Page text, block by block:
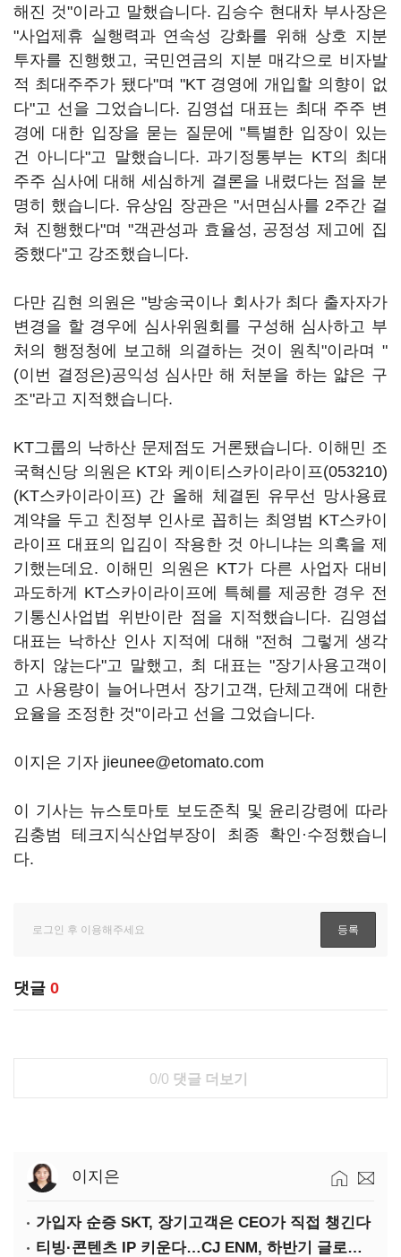
해진 것"이라고 말했습니다. 김승수 현대차 부사장은
"사업제휴 실행력과 연속성 강화를 위해 상호 지분
투자를 진행했고, 국민연금의 지분 매각으로 비자발
적 최대주주가 됐다"며 "KT 경영에 개입할 의향이 없
다"고 선을 그었습니다. 김영섭 대표는 최대 주주 변
경에 대한 입장을 묻는 질문에 "특별한 입장이 있는
건 아니다"고 말했습니다. 과기정통부는 KT의 최대
주주 심사에 대해 세심하게 결론을 내렸다는 점을 분
명히 했습니다. 유상임 장관은 "서면심사를 2주간 걸
쳐 진행했다"며 "객관성과 효율성, 공정성 제고에 집
중했다"고 강조했습니다.
다만 김현 의원은 "방송국이나 회사가 최다 출자자가
변경을 할 경우에 심사위원회를 구성해 심사하고 부
처의 행정청에 보고해 의결하는 것이 원칙"이라며 "
(이번 결정은)공익성 심사만 해 처분을 하는 얇은 구
조"라고 지적했습니다.
KT그룹의 낙하산 문제점도 거론됐습니다. 이해민 조
국혁신당 의원은 KT와 케이티스카이라이프(053210)
(KT스카이라이프) 간 올해 체결된 유무선 망사용료
계약을 두고 친정부 인사로 꼽히는 최영범 KT스카이
라이프 대표의 입김이 작용한 것 아니냐는 의혹을 제
기했는데요. 이해민 의원은 KT가 다른 사업자 대비
과도하게 KT스카이라이프에 특혜를 제공한 경우 전
기통신사업법 위반이란 점을 지적했습니다. 김영섭
대표는 낙하산 인사 지적에 대해 "전혀 그렇게 생각
하지 않는다"고 말했고, 최 대표는 "장기사용고객이
고 사용량이 늘어나면서 장기고객, 단체고객에 대한
요율을 조정한 것"이라고 선을 그었습니다.
이지은 기자 jieunee@etomato.com
이 기사는 뉴스토마토 보도준칙 및 윤리강령에 따라
김충범 테크지식산업부장이 최종 확인·수정했습니
다.
댓글 0
0/0 댓글 더보기
이지은
가입자 순증 SKT, 장기고객은 CEO가 직접 챙긴다
티빙·콘텐츠 IP 키운다…CJ ENM, 하반기 글로벌 확장 가속